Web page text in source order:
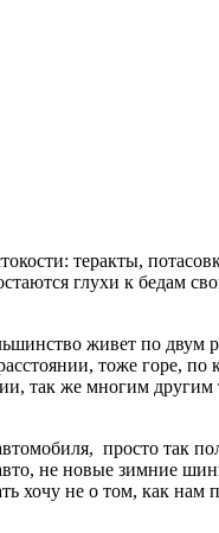
теракты,
глухи к бедам
живет по двум
тоже горе,
так же многим другим
просто так
не новые зимние
не о том, как нам